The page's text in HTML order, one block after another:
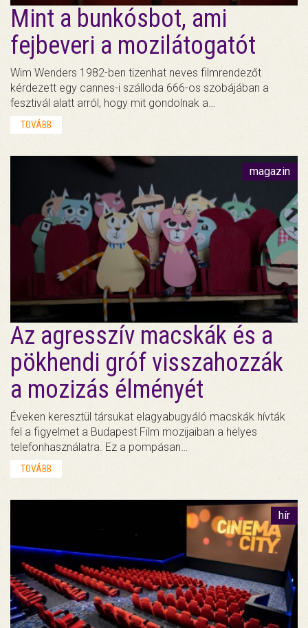
Mint a bunkósbot, ami
fejbeveri a mozilátogatót
Wim Wenders 1982-ben tizenhat neves filmrendezőt
kérdezett egy cannes-i szálloda 666-os szobájában a
fesztivál alatt arról, hogy mit gondolnak a…
TOVÁBB
magazin
Az agresszív macskák és a
pökhendi gróf visszahozzák
a mozizás élményét
Éveken keresztül társukat elagyabugyáló macskák hívták
fel a figyelmet a Budapest Film mozijaiban a helyes
telefonhasználatra. Ez a pompásan…
TOVÁBB
hír